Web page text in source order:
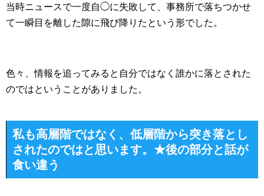
当時ニュースで一度自◯に失敗して、事務所で落ちつかせ
て一瞬目を離した隙に飛び降りたという形でした。
色々、情報を追ってみると自分ではなく誰かに落とされた
のではということがありました。
私も高層階ではなく、低層階から突き落とし
されたのではと思います。★後の部分と話が
食い違う